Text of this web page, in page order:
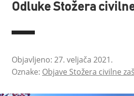
Odluke Stožera
Objavljeno: 27. veljača 2021.
Oznake: Objave Stožera civilne